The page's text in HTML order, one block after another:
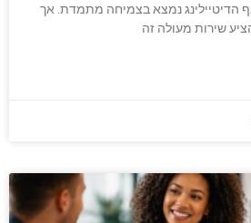
הדיטיילינג נמצא בצמיחה מתמדת. אך
שירות מעולה זה